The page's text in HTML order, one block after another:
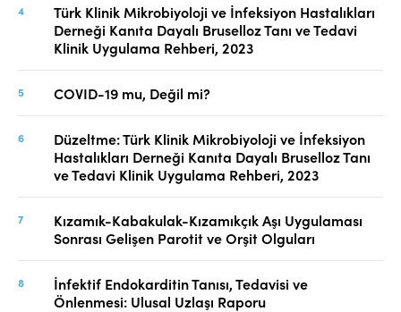
Türk Klinik Mikrobiyoloji ve İnfeksiyon Hastalıkları
Derneği Kanıta Dayalı Bruselloz Tanı ve Tedavi
Klinik Uygulama Rehberi, 2023
COVID-19 mu, Değil mi?
Düzeltme: Türk Klinik Mikrobiyoloji ve İnfeksiyon
Hastalıkları Derneği Kanıta Dayalı Bruselloz Tanı
ve Tedavi Klinik Uygulama Rehberi, 2023
Kızamık-Kabakulak-Kızamıkçık Aşı Uygulaması
Sonrası Gelişen Parotit ve Orşit Olguları
İnfektif Endokarditin Tanısı, Tedavisi ve
Önlenmesi: Ulusal Uzlaşı Raporu